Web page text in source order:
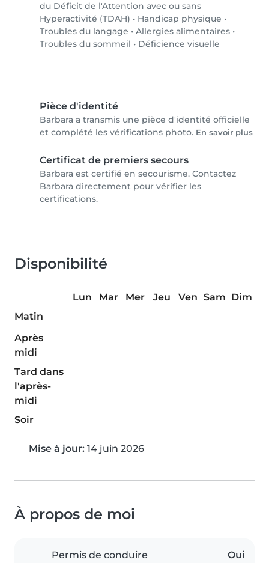
du Déficit de l'Attention avec ou sans
Hyperactivité (TDAH) • Handicap physique •
Troubles du langage • Allergies alimentaires •
Troubles du sommeil • Déficience visuelle
Pièce d'identité
Barbara a transmis une pièce d'identité officielle
et complété les vérifications photo. En savoir plus
Certificat de premiers secours
Barbara est certifié en secourisme. Contactez
Barbara directement pour vérifier les
certifications.
Disponibilité
Lun Mar Mer Jeu Ven Sam Dim
Matin
Après
midi
Tard dans
l'après-
midi
Soir
Mise à jour: 14 juin 2026
À propos de moi
Permis de conduire Oui